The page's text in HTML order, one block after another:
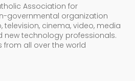
Association for
governmental organization
cinema, video, media
new technology professionals.
all over the world